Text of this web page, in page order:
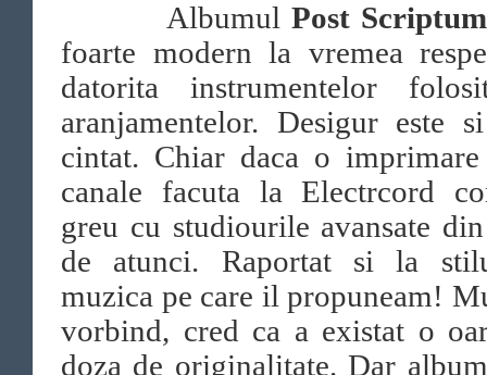
AlbumulPost Scriptum
foarte modern la vremea
datorita instrumentelor
aranjamentelor. Desigur este
cintat. Chiar daca o
canale facuta la Electrcord
greu cu studiourile avansate
de atunci. Raportat si la
muzica pe care il propuneam!
vorbind, cred ca a existat o
doza de originalitate. Dar